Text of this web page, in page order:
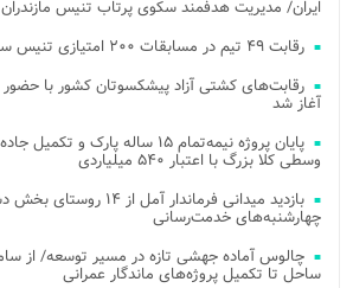
ایران/ مدیریت هدفمند سکوی پرتاب تنیس مازندران
رقابت ۴۹ تیم در مسابقات ۲۰۰ امتیازی تنیس ساحلی کشور در مازندران
آغاز شد
وسطی کلا بزرگ با اعتبار ۵۴۰ میلیاردی
بازدید میدانی فرماندار آمل از
چهارشنبه‌های خدمت‌رسانی
ساحل تا تکمیل پروژه‌های ماندگار عمرانی